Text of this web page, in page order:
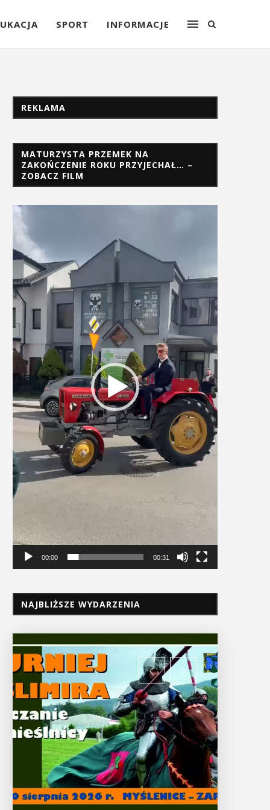
SPORT INFORMACJE
REKLAMA
MATURZYSTA PRZEMEK NA
ZAKOŃCZENIE ROKU PRZYJECHAŁ… –
ZOBACZ FILM
Odtwarzacz
video
00:00 00:31
NAJBLIŻSZE WYDARZENIA